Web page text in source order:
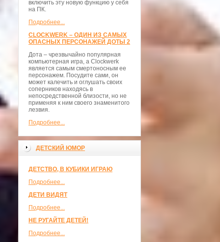
включить эту новую функцию у себя
на ПК.
Подробнее...
CLOCKWERK – ОДИН ИЗ САМЫХ
ОПАСНЫХ ПЕРСОНАЖЕЙ ДОТЫ 2
Дота – чрезвычайно популярная
компьютерная игра, а Clockwerk
является самым смертоносным ее
персонажем. Посудите сами, он
может калечить и оглушать своих
соперников находясь в
непосредственной близости, но не
применяя к ним своего знаменитого
лезвия.
Подробнее...
ДЕТСКИЙ ЮМОР
ДЕТСТВО, В КУБИКИ ИГРАЮ
Подробнее...
ДЕТИ ВИДЯТ
Подробнее...
НЕ РУГАЙТЕ ДЕТЕЙ!
Подробнее...